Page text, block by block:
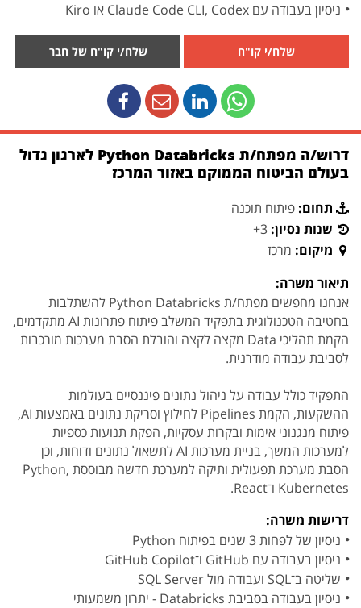
ניסיון בעבודה עם Claude Code CLI, Codex או Kiro
שלח/י קו"ח שלח/י קו"ח של חבר
דרוש/ה מפתח/ת Python Databricks לארגון גדול
בעולם הביטוח הממוקם באזור המרכז
תחום: פיתוח תוכנה
שנות נסיון: 3+
מיקום: מרכז
תיאור משרה:
אנחנו מחפשים מפתח/ת Python Databricks להשתלבות
בחטיבה הטכנולוגית בתפקיד המשלב פיתוח פתרונות AI מתקדמים,
הקמת תהליכי Data מקצה לקצה והובלת הסבת מערכות מורכבות
לסביבת עבודה מודרנית.
התפקיד כולל עבודה על ניהול נתונים פיננסיים בעולמות
ההשקעות, הקמת Pipelines לחילוץ וסריקת נתונים באמצעות AI,
פיתוח מנגנוני אימות ובקרות עסקיות, הפקת תנועות כספיות
למערכות המשך, בניית מערכות AI לתשאול נתונים ודוחות, וכן
הסבת מערכת תפעולית ותיקה למערכת חדשה מבוססת Python,
Kubernetes ו־React.
דרישות משרה:
ניסיון של לפחות 3 שנים בפיתוח Python
ניסיון בעבודה עם GitHub ו־GitHub Copilot
שליטה ב־SQL ועבודה מול SQL Server
ניסיון בעבודה בסביבת Databricks - יתרון משמעותי